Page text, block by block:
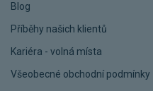
Blog
Příběhy našich klientů
Kariéra - volná místa
Všeobecné obchodní podmínky